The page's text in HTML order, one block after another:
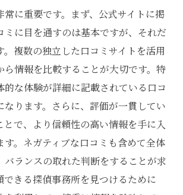
常に重要です。まず、公式サイトに掲
ミに目を通すのは基本ですが、それだ
。複数の独立した口コミサイトを活用
ら情報を比較することが大切です。特
的な体験が詳細に記載されている口コ
なります。さらに、評価が一貫してい
とで、より信頼性の高い情報を手に入
す。ネガティブな口コミも含めて全体
バランスの取れた判断をすることが求
できる探偵事務所を見つけるために